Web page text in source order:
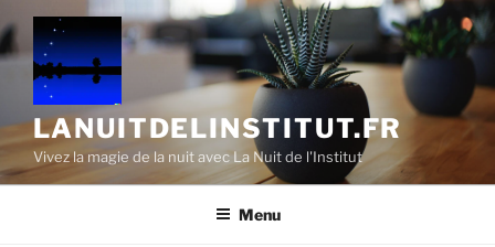
Aller
au
contenu
principal
LANUITDELINSTITUT.FR
Vivez la magie de la nuit avec La Nuit de l'Institut
Menu